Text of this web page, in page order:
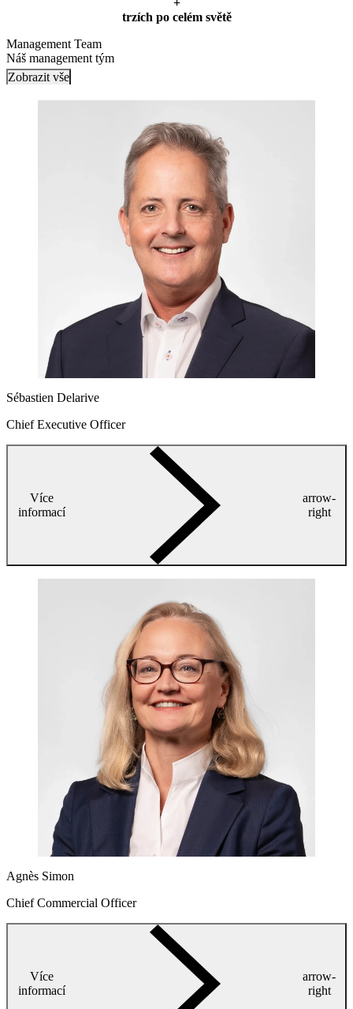
trzích po celém světě
Management Team
Náš management tým
Zobrazit vše
Sébastien Delarive
Chief Executive Officer
Více
informací
arrow-
right
Agnès Simon
Chief Commercial Officer
Více
informací
arrow-
right